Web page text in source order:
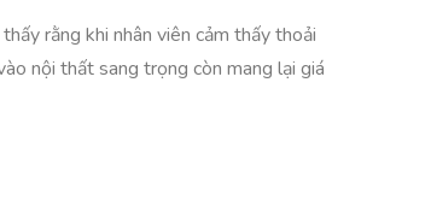
rằng khi nhân viên cảm thấy thoải
nội thất sang trọng còn mang lại giá